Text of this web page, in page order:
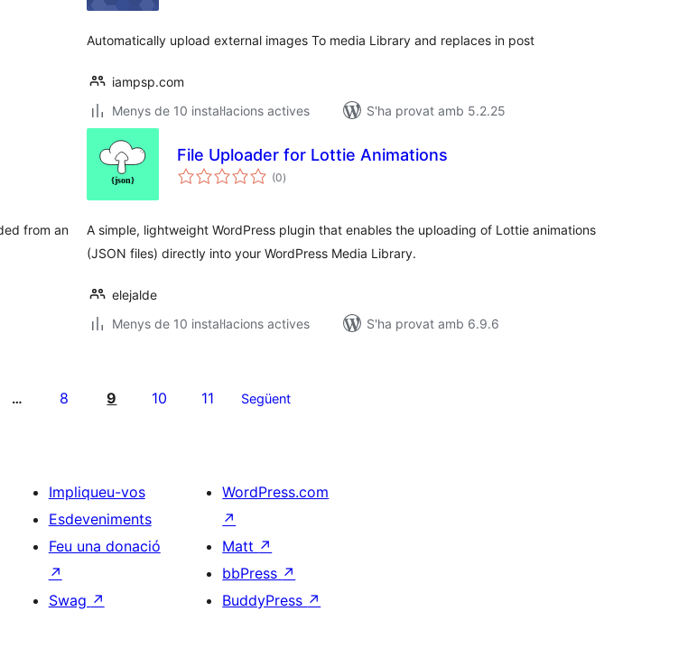
Automatically upload external images To media Library and replaces in post
iampsp.com
Menys de 10 instal·lacions actives
S'ha provat amb 5.2.25
from an
File Uploader for Lottie Animations
(0puntuacions
totals
)
A simple, lightweight WordPress plugin that enables the uploading of Lottie animations
(JSON files) directly into your WordPress Media Library.
elejalde
Menys de 10 instal·lacions actives
S'ha provat amb 6.9.6
… 8 9 10 11 Següent
Impliqueu-vos
Esdeveniments
Feu una donació
↗
Swag ↗
WordPress.com
↗
Matt ↗
bbPress ↗
BuddyPress ↗